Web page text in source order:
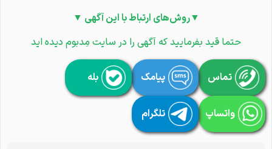
▼روش‌های ارتباط با این آگهی ▼
حتما قید بفرمایید که آگهی را در سایت مِدبوم دیده اید
تماس پیامک بله
واتساپ تلگرام